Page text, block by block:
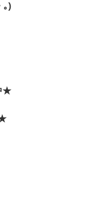
｡)
★